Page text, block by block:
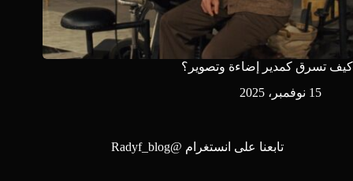
كيف تسرق كمدير إضاءة وتصوير؟
15 نوفمبر، 2025
تابعنا على انستغرام @Radyf_blog